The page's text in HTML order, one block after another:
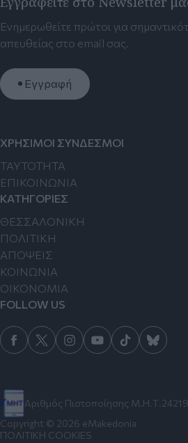
Ενημερωθείτε πρώτοι για
απευθείας στο email σας.
Εγγραφή
Αριθμός Πιστοποίησης
ΧΡΗΣΙΜΟΙ ΣΥΝΔΕΣΜΟΙ
TAYTOTHTA
ΕΠΙΚΟΙΝΩΝΙΑ
ΚΑΤΗΓΟΡΙΕΣ
ΘΕΣΣΑΛΟΝΙΚΗ
ΠΟΛΙΤΙΚΗ
ΑΠΟΨΕΙΣ
ΚΟΙΝΩΝΙΑ
ΟΙΚΟΝΟΜΙΑ
FOLLOW US
Copyright © 2026 eMakedonia
ΠΟΛΙΤΙΚΗ COOKIES